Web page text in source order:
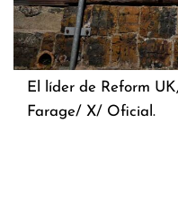
El líder de Reform
Farage/ X/ Oficial.